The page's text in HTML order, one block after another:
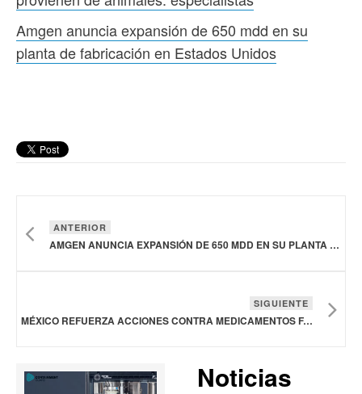
Amgen anuncia expansión de 650 mdd en su
planta de fabricación en Estados Unidos
ANTERIOR
AMGEN ANUNCIA EXPANSIÓN DE 650 MDD EN SU PLANTA DE FABRICACIÓN EN ESTADOS UNIDOS
SIGUIENTE
MÉXICO REFUERZA ACCIONES CONTRA MEDICAMENTOS FALSIFICADOS Y DESVÍO DE FÁRMACOS DEL SECTOR PÚBLICO
Noticias